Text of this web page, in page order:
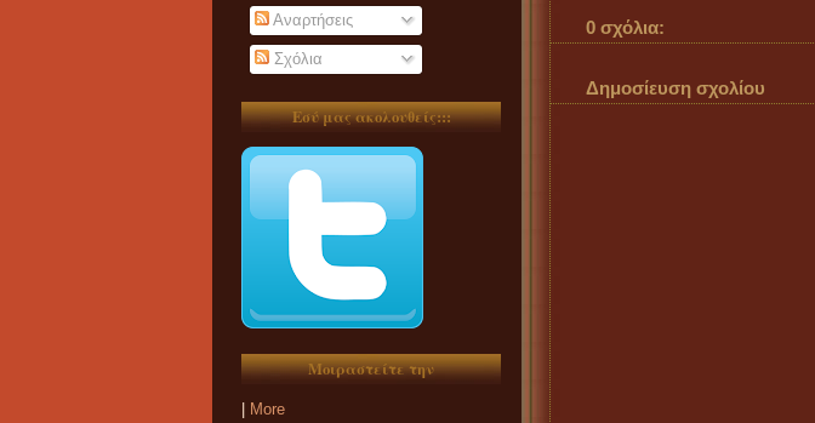
Αναρτήσεις
Σχόλια
Εσύ μας ακολουθείς:::
Μοιραστείτε την
More
0 σχόλια:
Δημοσίευση σχολίου